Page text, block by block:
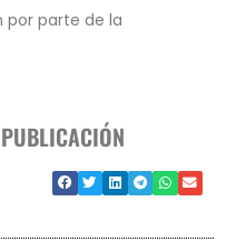
por parte de la